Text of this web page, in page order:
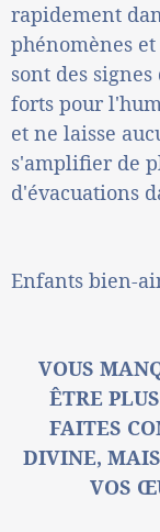
rapidement
phénomènes
sont des
forts pour
et ne laisse
s'amplifier de
d'évacuations
Enfants bien-
VOUS
ÊTRE
FAITES
DIVINE,
VOS